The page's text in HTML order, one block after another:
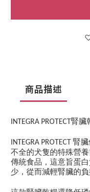
商品描述
INTEGRA PROTECT 腎臟
INTEGRA PROTECT 腎
不全的犬隻的特殊營
傳統食品，這意旨蛋
少，從而減輕腎臟的負